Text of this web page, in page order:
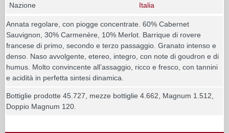
Nazione Italia
Annata regolare, con piogge concentrate. 60% Cabernet
Sauvignon, 30% Carmenère, 10% Merlot. Barrique di rovere
francese di primo, secondo e terzo passaggio. Granato intenso e
denso. Naso avvolgente, etereo, integro, con note di goudron e di
humus. Molto convincente all’assaggio, ricco e fresco, con tannini
e acidità in perfetta sintesi dinamica.
Bottiglie prodotte 45.727, mezze bottiglie 4.662, Magnum 1.512,
Doppio Magnum 120.